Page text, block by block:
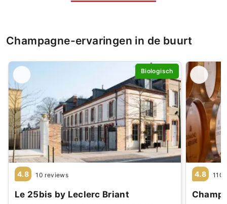
Champagne-ervaringen in de buurt
Biologisch
4.8 10 reviews
Le 25bis by Leclerc Briant
4.8 110